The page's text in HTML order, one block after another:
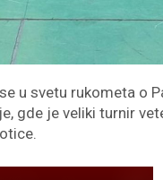
u svetu rukometa o
gde je veliki turnir